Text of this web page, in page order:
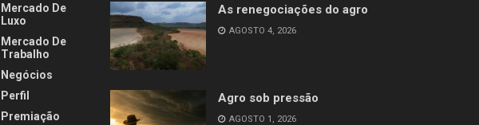
Mercado De
Luxo
Mercado De
Trabalho
Negócios
Perfil
Premiação
As renegociações do agro
AGOSTO 4, 2026
Agro sob pressão
AGOSTO 1, 2026